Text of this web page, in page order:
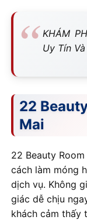
KHÁM
Uy Tín
22
Mai
22 Beauty
cách làm móng
dịch vụ. Không
giác dễ chịu
khách cảm thấy